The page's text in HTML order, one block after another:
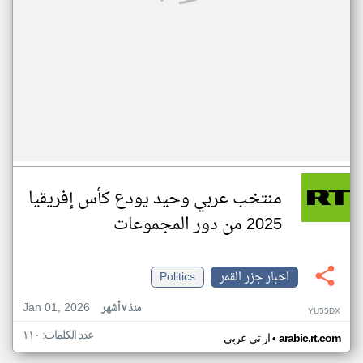
منتخب عربي وحيد يودع كأس إفريقيا
2025 من دور المجموعات
اخبار جزر القمر
Politics
Jan 01, 2026
منذ ٧ أشهر YU55DX
ار تي عربي• arabic.rt.com عدد الكلمات: ١١٠